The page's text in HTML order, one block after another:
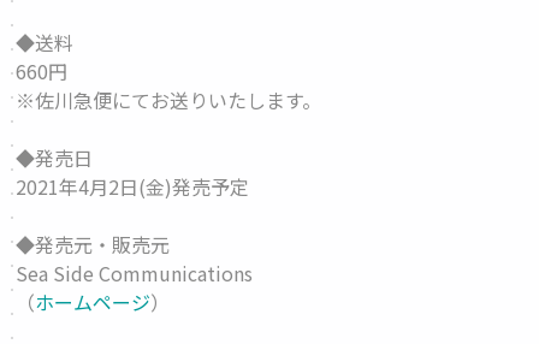
◆送料
660円
※佐川急便にてお送りいたします。
◆発売日
2021年4月2日(金)発売予定
◆発売元・販売元
Sea Side Communications
（ホームページ）